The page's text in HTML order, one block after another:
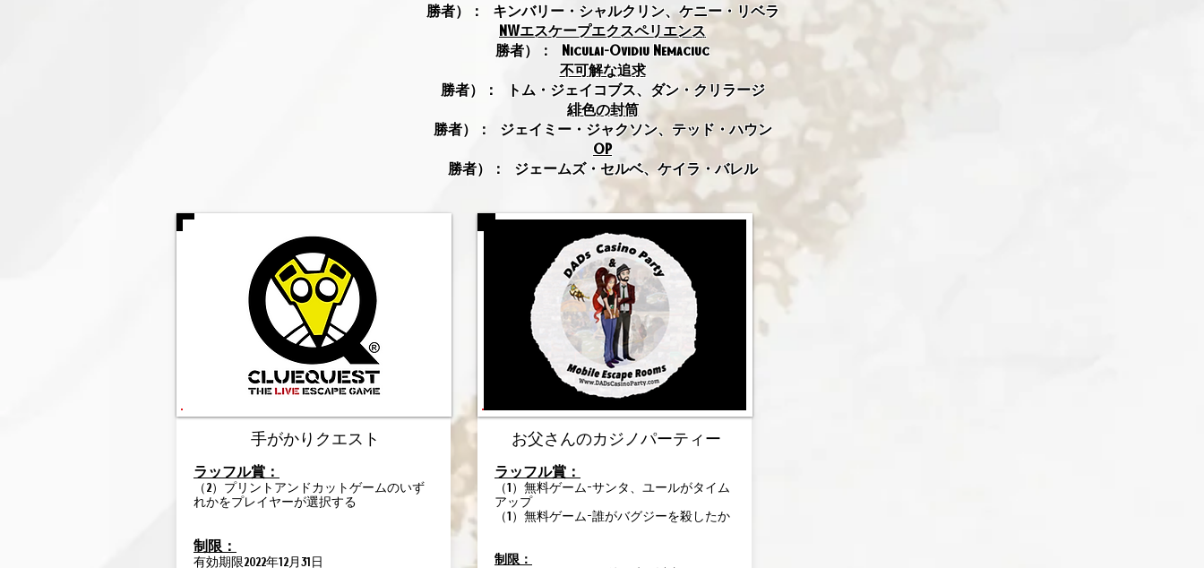
勝者）：
キンバリー・シャルクリン、ケニー・リベラ
NWエスケープエクスペリエンス
勝者）：
Niculai-Ovidiu Nemaciuc
不可解な追求
勝者）：
トム・ジェイコブス、ダン・クリラージ
緋色の封筒
勝者）：
ジェイミー・ジャクソン、テッド・ハウン
OP
勝者）：
ジェームズ・セルベ、ケイラ・バレル
手がかりクエスト
ラッフル賞：
（2）プリントアンドカットゲームのいず
れかをプレイヤーが選択する
制限：
有効期限2022年12月31日
お父さんのカジノパーティー
ラッフル賞：
（1）無料ゲーム-サンタ、ユールがタイム
アップ
（1）無料ゲーム-誰がバグジーを殺したか
制限：